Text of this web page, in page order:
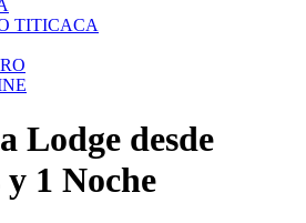
TITICACA
Lodge desde
1 Noche